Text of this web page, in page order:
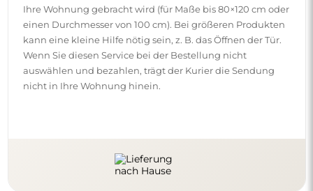
Ihre Wohnung gebracht wird (für Maße bis 80×120 cm oder
einen Durchmesser von 100 cm). Bei größeren Produkten
kann eine kleine Hilfe nötig sein, z. B. das Öffnen der Tür.
Wenn Sie diesen Service bei der Bestellung nicht
auswählen und bezahlen, trägt der Kurier die Sendung
nicht in Ihre Wohnung hinein.